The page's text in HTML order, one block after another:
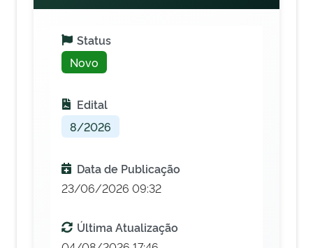
Status
Novo
Edital
8/2026
Data de Publicação
23/06/2026 09:32
Última Atualização